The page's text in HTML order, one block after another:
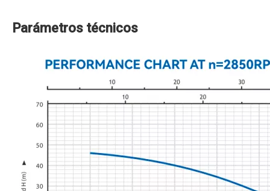
Parámetros técnicos